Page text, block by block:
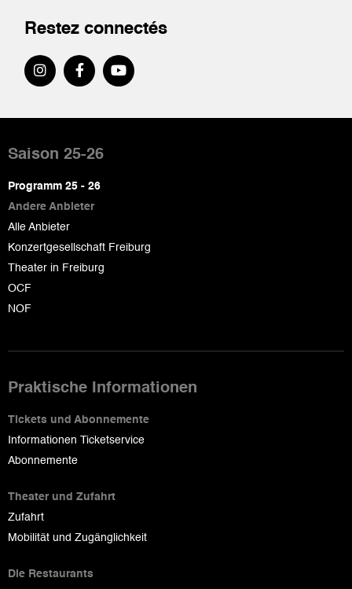
Restez connectés
de
page
Saison 25-26
Programm 25 - 26
Andere Anbieter
Alle Anbieter
Konzertgesellschaft Freiburg
Theater in Freiburg
OCF
NOF
Praktische Informationen
Tickets und Abonnemente
Informationen Ticketservice
Abonnemente
Theater und Zufahrt
Zufahrt
Mobilität und Zugänglichkeit
Die Restaurants